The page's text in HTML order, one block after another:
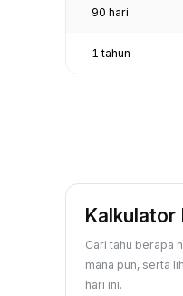
90 hari
1 tahun
Kalkulator
Cari tahu berapa
mana pun, serta
hari ini.